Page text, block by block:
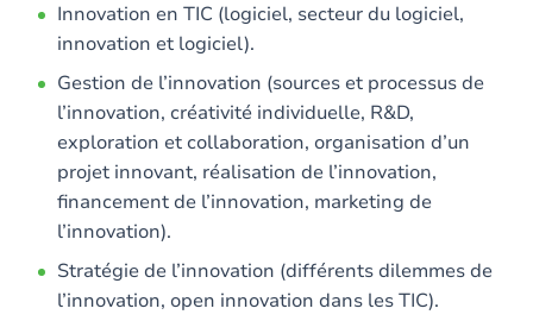
Innovation en TIC (logiciel, secteur du logiciel,
innovation et logiciel).
Gestion de l’innovation (sources et processus de
l’innovation, créativité individuelle, R&D,
exploration et collaboration, organisation d’un
projet innovant, réalisation de l’innovation,
financement de l’innovation, marketing de
l’innovation).
Stratégie de l’innovation (différents dilemmes de
l’innovation, open innovation dans les TIC).